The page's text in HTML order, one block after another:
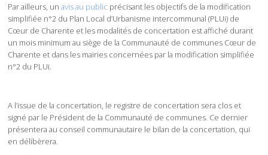
Par ailleurs, un avis au public précisant les objectifs de la modification
simplifiée n°2 du Plan Local d’Urbanisme intercommunal (PLUi) de
Cœur de Charente et les modalités de concertation est affiché durant
un mois minimum au siège de la Communauté de communes Cœur de
Charente et dans les mairies concernées par la modification simplifiée
n°2 du PLUi.
A l’issue de la concertation, le registre de concertation sera clos et
signé par le Président de la Communauté de communes. Ce dernier
présentera au conseil communautaire le bilan de la concertation, qui
en délibèrera.